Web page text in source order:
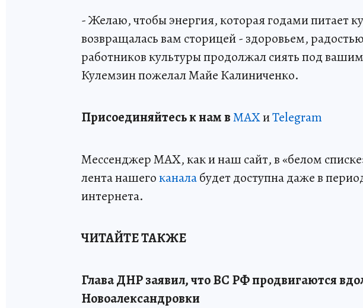
- Желаю, чтобы энергия, которая годами питает
возвращалась вам сторицей - здоровьем,
работников культуры продолжал сиять под
Кулемзин пожелал Майе Калиниченко.
Присоединяйтесь к нам вMAXиTelegram
Мессенджер MAX, как и наш сайт, в «белом
лента нашегоканалабудет доступна даже в
интернета.
ЧИТАЙТЕ ТАКЖЕ
Глава ДНР заявил, что ВС РФ продвигаются
Новоалександровки